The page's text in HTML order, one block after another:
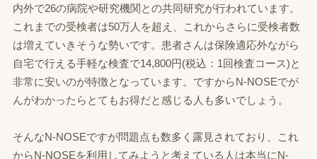
内外で26の病院や研究機関との共同研究が行われています。
これまでの受検者は50万人を超え、これからさらに受検者数
は増えていきそうな勢いです。患者さんは保険適応外ながら
自宅で行える手軽な検査で14,800円(税込：1回検査コース)と
非常に安いのが特徴となっています。ですからN-NOSEでが
んがわかったらとてもお得だと感じる人も多いでしょう。
そんなN-NOSEですが問題点も数多く露見されており、これ
からN-NOSEを利用してみようと考えている人は本当にN-